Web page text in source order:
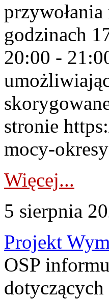
godzinach
20:00 -
stronie
mocy-
Więcej...
5 sierpnia
Projekt
OSP